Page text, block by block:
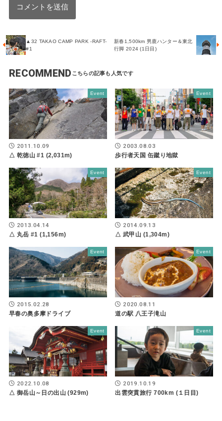
▲32 TAKAO CAMP PARK -RAFT-
#1
新春1,500km 男鹿ハンター＆東北
行脚 2024 (1日目)
RECOMMEND
Event
2011.10.09
△ 乾徳山 #1 (2,031m)
Event
2003.08.03
歩行者天国 缶蹴り地獄
Event
2013.04.14
△ 丸岳 #1 (1,156m)
Event
2014.09.13
△ 武甲山 (1,304m)
Event
2015.02.28
早春の奥多摩ドライブ
Event
2020.08.11
道の駅 八王子滝山
Event
2022.10.08
△ 御岳山～日の出山 (929m)
Event
2019.10.19
出雲突貫旅行 700km (１日目)